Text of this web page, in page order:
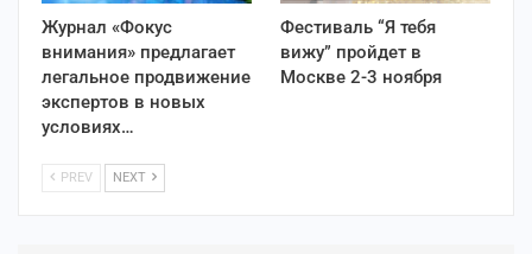
Журнал «Фокус
внимания» предлагает
легальное продвижение
экспертов в новых
условиях…
Фестиваль “Я тебя
вижу” пройдет в
Москве 2-3 ноября
PREV NEXT